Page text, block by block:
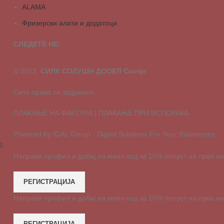
ALAMA
Фризерски алати и додатоци
СЛЕДЕТЕ НЕ:
© 2023, СИЛК СОЛУШН ДООЕЛ Скопје
Сите права се задржани.
ПЛАЌАЊЕ НА ФАКТУРА | ПЛАЌАЊЕ ПРИ ИСПОРАКА
Powered by IGAL Group - Digital Solutions For Your Businesses.
Направи профил и добиј на меил код за 10% попуст на прва
РЕГИСТРАЦИЈА
Направи профил и добиј на меил код за 10% попуст на прва